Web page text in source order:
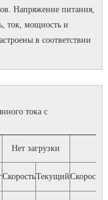
Напряжение питания,
ток, мощность и
в соответствии
тока с
Нет загрузки
СкоростьТекущийСкорость